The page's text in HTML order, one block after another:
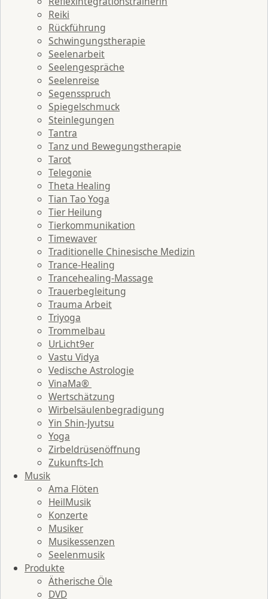
Reiki
Rückführung
Schwingungstherapie
Seelenarbeit
Seelengespräche
Seelenreise
Segensspruch
Spiegelschmuck
Steinlegungen
Tantra
Tanz und Bewegungstherapie
Tarot
Telegonie
Theta Healing
Tian Tao Yoga
Tier Heilung
Tierkommunikation
Timewaver
Traditionelle Chinesische Medizin
Trance-Healing
Trancehealing-Massage
Trauerbegleitung
Trauma Arbeit
Triyoga
Trommelbau
UrLicht9er
Vastu Vidya
Vedische Astrologie
VinaMa®
Wertschätzung
Wirbelsäulenbegradigung
Yin Shin-Jyutsu
Yoga
Zirbeldrüsenöffnung
Zukunfts-Ich
Musik
Ama Flöten
HeilMusik
Konzerte
Musiker
Musikessenzen
Seelenmusik
Produkte
Ätherische Öle
DVD